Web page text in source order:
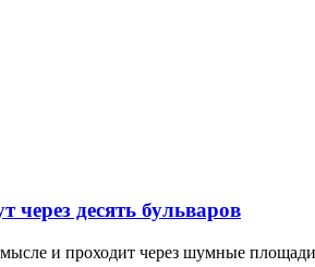
десять бульваров
и проходит через шумные